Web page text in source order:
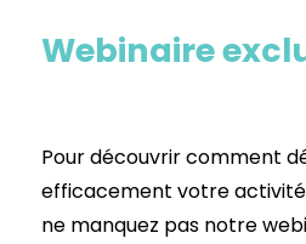
Webinaire
Pour découvrir comment
efficacement votre
ne manquez pas notre